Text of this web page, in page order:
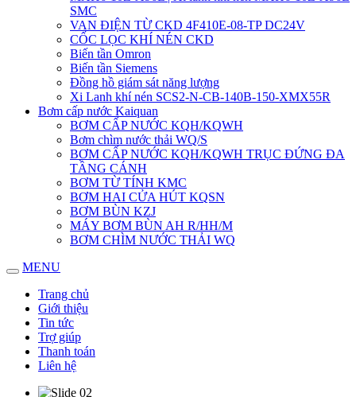
SMC
VAN ĐIỆN TỪ CKD 4F410E-08-TP DC24V
CỐC LỌC KHÍ NÉN CKD
Biến tần Omron
Biến tần Siemens
Đồng hồ giám sát năng lượng
Xi Lanh khí nén SCS2-N-CB-140B-150-XMX55R
Bơm cấp nước Kaiquan
BƠM CẤP NƯỚC KQH/KQWH
Bơm chìm nước thải WQ/S
BƠM CẤP NƯỚC KQH/KQWH TRỤC ĐỨNG ĐA
TẦNG CÁNH
BƠM TỪ TÍNH KMC
BƠM HAI CỬA HÚT KQSN
BƠM BÙN KZJ
MÁY BƠM BÙN AH R/HH/M
BƠM CHÌM NƯỚC THẢI WQ
MENU
Trang chủ
Giới thiệu
Tin tức
Trợ giúp
Thanh toán
Liên hệ